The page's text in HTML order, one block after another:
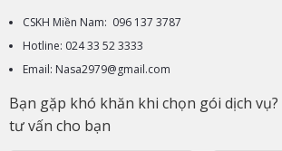
CSKH Miền Nam: 096 137 3787
Hotline: 024 33 52 3333
Email: Nasa2979@gmail.com
Bạn gặp khó khăn khi chọn gói dịch
tư vấn cho bạn